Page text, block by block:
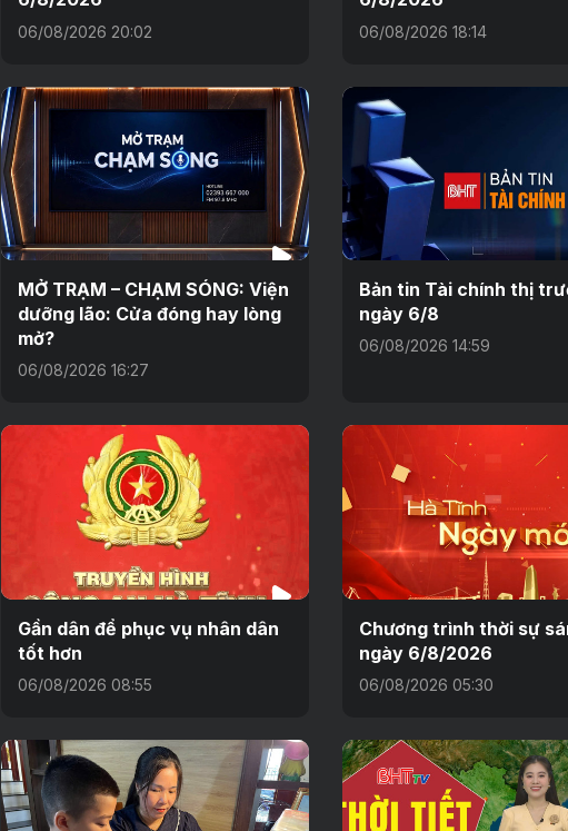
06/08/2026 20:02 06/08/2026 18:14
MỞ TRẠM – CHẠM SÓNG: Viện
dưỡng lão: Cửa đóng hay lòng
mở?
06/08/2026 16:27
Bản tin Tài chính thị
ngày 6/8
06/08/2026 14:59
Gần dân để phục vụ nhân dân
tốt hơn
06/08/2026 08:55
Chương trình thời sự
ngày 6/8/2026
06/08/2026 05:30